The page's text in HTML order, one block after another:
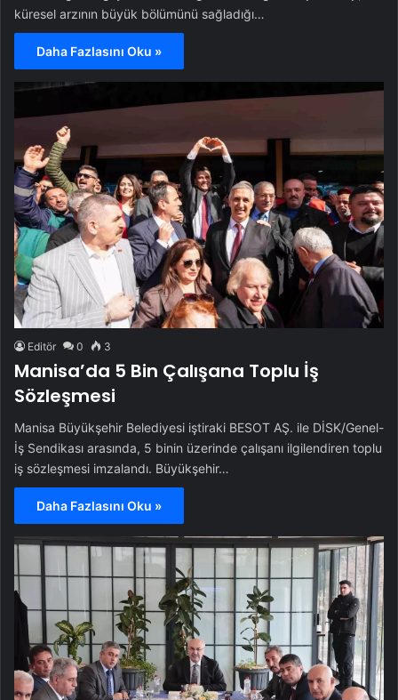
küresel arzının büyük bölümünü sağladığı…
Daha Fazlasını Oku »
Editör 0 3
Manisa’da 5 Bin Çalışana Toplu İş
Sözleşmesi
Manisa Büyükşehir Belediyesi iştiraki BESOT AŞ. ile DİSK/Genel-
İş Sendikası arasında, 5 binin üzerinde çalışanı ilgilendiren toplu
iş sözleşmesi imzalandı. Büyükşehir…
Daha Fazlasını Oku »